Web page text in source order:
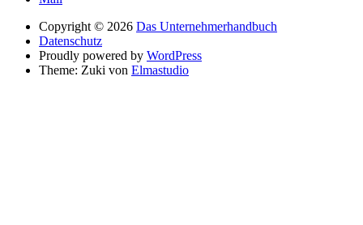
Copyright © 2026 Das Unternehmerhandbuch
Datenschutz
Proudly powered by WordPress
Theme: Zuki von Elmastudio